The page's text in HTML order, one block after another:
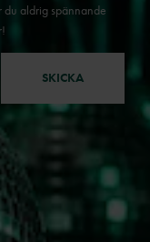
du aldrig spännande
SKICKA